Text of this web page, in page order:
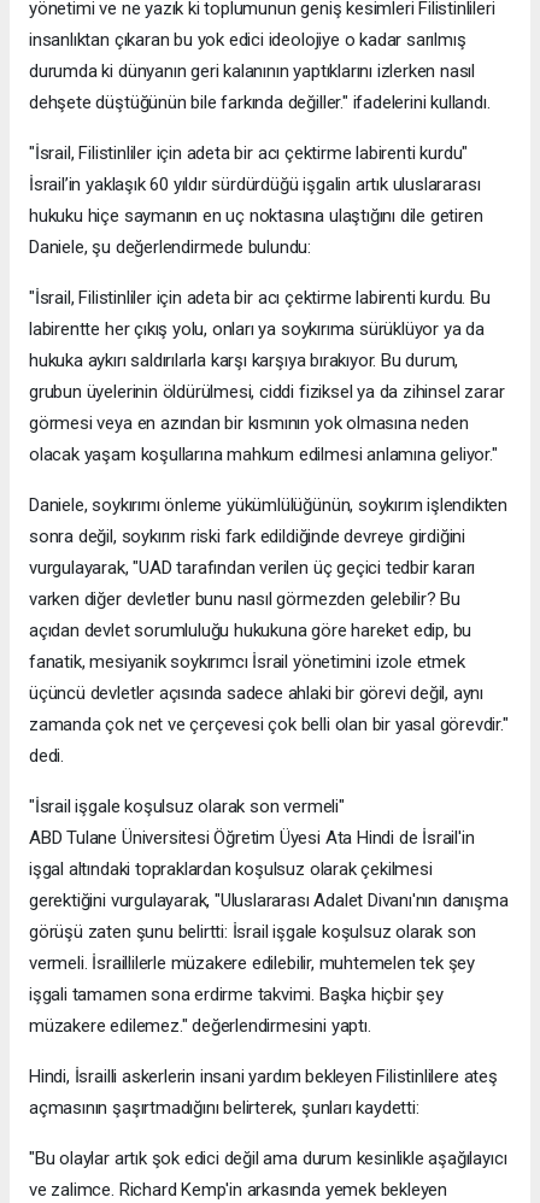
yönetimi ve ne yazık ki toplumunun geniş kesimleri Filistinlileri
insanlıktan çıkaran bu yok edici ideolojiye o kadar sarılmış
durumda ki dünyanın geri kalanının yaptıklarını izlerken nasıl
dehşete düştüğünün bile farkında değiller." ifadelerini kullandı.
"İsrail, Filistinliler için adeta bir acı çektirme labirenti kurdu"
İsrail’in yaklaşık 60 yıldır sürdürdüğü işgalin artık uluslararası
hukuku hiçe saymanın en uç noktasına ulaştığını dile getiren
Daniele, şu değerlendirmede bulundu:
"İsrail, Filistinliler için adeta bir acı çektirme labirenti kurdu. Bu
labirentte her çıkış yolu, onları ya soykırıma sürüklüyor ya da
hukuka aykırı saldırılarla karşı karşıya bırakıyor. Bu durum,
grubun üyelerinin öldürülmesi, ciddi fiziksel ya da zihinsel zarar
görmesi veya en azından bir kısmının yok olmasına neden
olacak yaşam koşullarına mahkum edilmesi anlamına geliyor."
Daniele, soykırımı önleme yükümlülüğünün, soykırım işlendikten
sonra değil, soykırım riski fark edildiğinde devreye girdiğini
vurgulayarak, "UAD tarafından verilen üç geçici tedbir kararı
varken diğer devletler bunu nasıl görmezden gelebilir? Bu
açıdan devlet sorumluluğu hukukuna göre hareket edip, bu
fanatik, mesiyanik soykırımcı İsrail yönetimini izole etmek
üçüncü devletler açısında sadece ahlaki bir görevi değil, aynı
zamanda çok net ve çerçevesi çok belli olan bir yasal görevdir."
dedi.
"İsrail işgale koşulsuz olarak son vermeli"
ABD Tulane Üniversitesi Öğretim Üyesi Ata Hindi de İsrail'in
işgal altındaki topraklardan koşulsuz olarak çekilmesi
gerektiğini vurgulayarak, "Uluslararası Adalet Divanı'nın danışma
görüşü zaten şunu belirtti: İsrail işgale koşulsuz olarak son
vermeli. İsraillilerle müzakere edilebilir, muhtemelen tek şey
işgali tamamen sona erdirme takvimi. Başka hiçbir şey
müzakere edilemez." değerlendirmesini yaptı.
Hindi, İsrailli askerlerin insani yardım bekleyen Filistinlilere ateş
açmasının şaşırtmadığını belirterek, şunları kaydetti:
"Bu olaylar artık şok edici değil ama durum kesinlikle aşağılayıcı
ve zalimce. Richard Kemp'in arkasında yemek bekleyen